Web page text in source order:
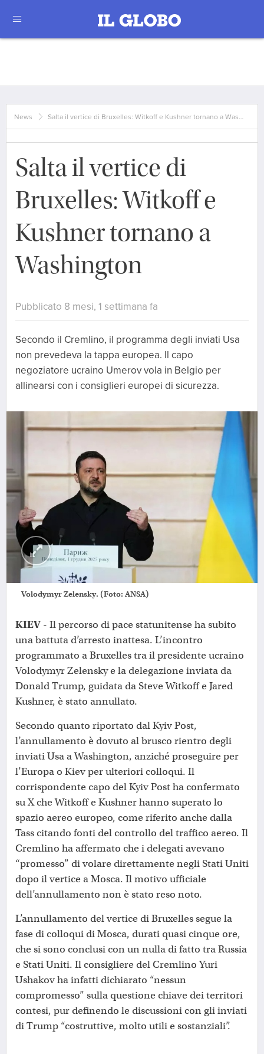
News Salta il vertice di Bruxelles: Witkoff e Kushner tornano a Was…
Salta il vertice di
Bruxelles: Witkoff e
Kushner tornano a
Washington
Pubblicato 8 mesi, 1 settimana fa
Secondo il Cremlino, il programma degli inviati Usa
non prevedeva la tappa europea. ll capo
negoziatore ucraino Umerov vola in Belgio per
allinearsi con i consiglieri europei di sicurezza.
Volodymyr Zelensky. (Foto: ANSA)
KIEV - Il percorso di pace statunitense ha subito
una battuta d’arresto inattesa. L’incontro
programmato a Bruxelles tra il presidente ucraino
Volodymyr Zelensky e la delegazione inviata da
Donald Trump, guidata da Steve Witkoff e Jared
Kushner, è stato annullato.
Secondo quanto riportato dal Kyiv Post,
l’annullamento è dovuto al brusco rientro degli
inviati Usa a Washington, anziché proseguire per
l’Europa o Kiev per ulteriori colloqui. Il
corrispondente capo del Kyiv Post ha confermato
su X che Witkoff e Kushner hanno superato lo
spazio aereo europeo, come riferito anche dalla
Tass citando fonti del controllo del traffico aereo. Il
Cremlino ha affermato che i delegati avevano
“promesso” di volare direttamente negli Stati Uniti
dopo il vertice a Mosca. Il motivo ufficiale
dell’annullamento non è stato reso noto.
L’annullamento del vertice di Bruxelles segue la
fase di colloqui di Mosca, durati quasi cinque ore,
che si sono conclusi con un nulla di fatto tra Russia
e Stati Uniti. Il consigliere del Cremlino Yuri
Ushakov ha infatti dichiarato “nessun
compromesso” sulla questione chiave dei territori
contesi, pur definendo le discussioni con gli inviati
di Trump “costruttive, molto utili e sostanziali”.